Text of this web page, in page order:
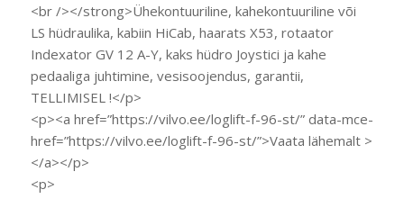
<br /></strong>Ühekontuuriline, kahekontuuriline või
LS hüdraulika, kabiin HiCab, haarats X53, rotaator
Indexator GV 12 A-Y, kaks hüdro Joystici ja kahe
pedaaliga juhtimine, vesisoojendus, garantii,
TELLIMISEL !</p>
<p><a href=”https://vilvo.ee/loglift-f-96-st/” data-mce-
href=”https://vilvo.ee/loglift-f-96-st/”>Vaata lähemalt >
</a></p>
<p>